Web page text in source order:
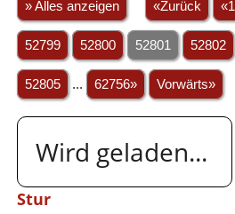
» Alles anzeigen «Zurück «1
52799 52800 52801 52802
52805 ... 62756» Vorwärts»
Wird geladen...
Stur